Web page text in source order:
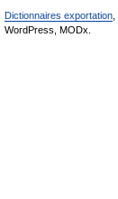
Dictionnaires exportation
WordPress, MODx.